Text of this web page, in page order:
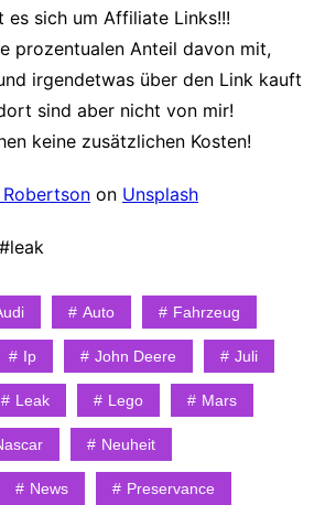
es sich um Affiliate Links!!!
prozentualen Anteil davon mit,
irgendetwas über den Link kauft
sind aber nicht von mir!
keine zusätzlichen Kosten!
Robertsonon Unsplash
Auto Fahrzeug
Ip John Deere Juli
Leak Lego Mars
Neuheit
News Preservance